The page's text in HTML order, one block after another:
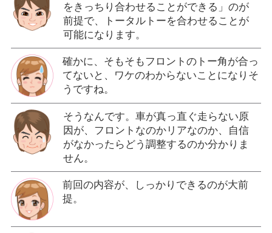
をきっちり合わせることができる」のが
前提で、トータルトーを合わせることが
可能になります。
確かに、そもそもフロントのトー角が合っ
てないと、ワケのわからないことになりそ
うですね。
そうなんです。車が真っ直ぐ走らない原
因が、フロントなのかリアなのか、自信
がなかったらどう調整するのか分かりま
せん。
前回の内容が、しっかりできるのが大前
提。